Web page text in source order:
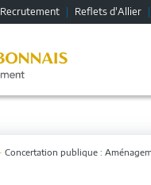
Recrutement Reflets d'Allier
Concertation publique :